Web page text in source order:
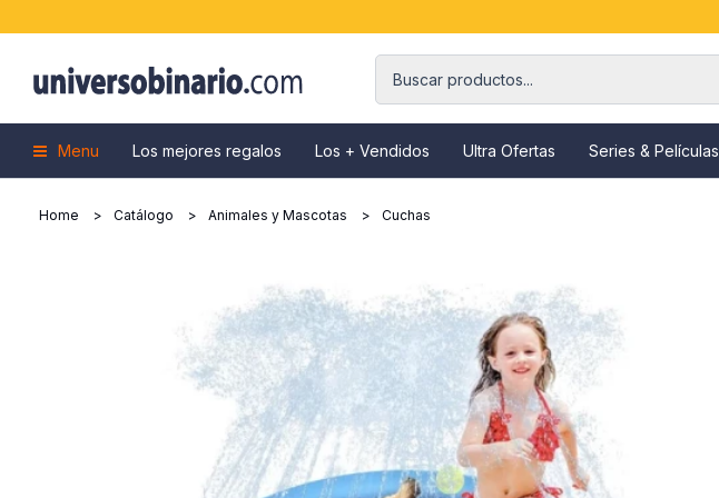
Menu Los mejores regalos Los + Vendidos Ultra Ofertas Series & Películas
Home Catálogo Animales y Mascotas Cuchas